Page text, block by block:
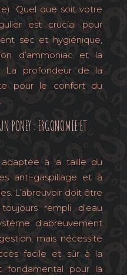
Quel que soit votre
est crucial pour
sec et hygiénique,
d’ammoniac et la
La profondeur de la
pour le confort du
PONEY : ERGONOMIE ET
à la taille du
anti-gaspillage et à
L’abreuvoir doit être
rempli d’eau
d’abreuvement
mais nécessite
facile et sûr à la
fondamental pour la